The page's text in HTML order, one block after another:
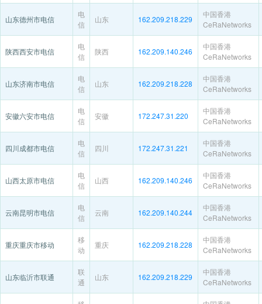
山东德州市电信
电
信
山东 162.209.218.229
中国香港
CeRaNetworks
陕西西安市电信
电
信
陕西 162.209.140.246
中国香港
CeRaNetworks
山东济南市电信
电
信
山东 162.209.218.228
中国香港
CeRaNetworks
安徽六安市电信
电
信
安徽 172.247.31.220
中国香港
CeRaNetworks
四川成都市电信
电
信
四川 172.247.31.221
中国香港
CeRaNetworks
山西太原市电信
电
信
山西 162.209.140.246
中国香港
CeRaNetworks
云南昆明市电信
电
信
云南 162.209.140.244
中国香港
CeRaNetworks
重庆重庆市移动
移
动
重庆 162.209.218.228
中国香港
CeRaNetworks
山东临沂市联通
联
通
山东 162.209.218.229
中国香港
CeRaNetworks